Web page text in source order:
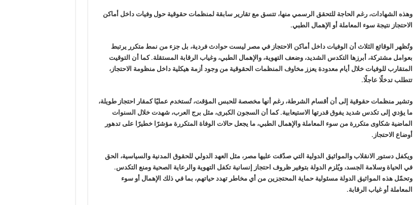
وهذه الشهادات، رغم الحاجة للتحقق الرسمي منها، تتسق مع تقارير سابقة لمنظمات حقوقية حول وفيات داخل أماكن
الاحتجاز نتيجة سوء المعاملة أو الإهمال الطبي.
وتُظهر الوقائع الثلاث أن الوفيات داخل أماكن الاحتجاز في مصر ليست حوادث فردية، بل جزء من نمط متكرر يرتبط
بعوامل مشتركة، أبرزها التكدس الشديد، وضعف التهوية، والإهمال الطبي، وغياب الرقابة المستقلة. كما أن التوقيت
المتقارب للوفيات خلال أيام معدودة يعزز مخاوف المنظمات الحقوقية من وجود أزمة هيكلية داخل منظومة الاحتجاز،
تتطلب تدخلًا عاجلًا.
وتشير منظمات حقوقية إلى أن أقسام الشرطة، رغم أنها مخصصة للحبس المؤقت، تُستخدم عمليًا كمقار احتجاز طويلة،
ما يؤدي إلى تكدس شديد يفوق قدرتها الاستيعابية. كما أن السجون الكبرى، مثل برج العرب، شهدت خلال السنوات
الماضية شكاوى متكررة من سوء المعاملة والإهمال الطبي، ما يجعل حالات الوفاة المتكررة مؤشرًا خطيرًا على تدهور
أوضاع الاحتجاز.
ويكفل دستور الانقلاب والمواثيق الدولية التي صدّقت عليها مصر، مثل العهد الدولي للحقوق المدنية والسياسية، الحق
في الحياة وسلامة الجسد، ويُلزم الدولة بتوفير ظروف احتجاز إنسانية تكفل التهوية والرعاية الصحية ومنع التكدس.
وتحمّل هذه المواثيق الدولة مسئولية حماية المحتجزين من أي مخاطر تهدد حياتهم، بما في ذلك الإهمال أو سوء
المعاملة أو غياب الرقابة.